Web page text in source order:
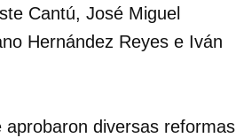
Cantú, José Miguel
Hernández Reyes e Iván
diversas reformas